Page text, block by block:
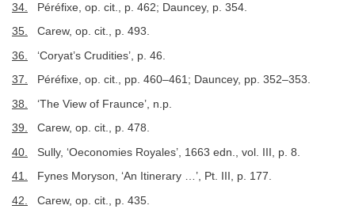
34. Péréfixe, op. cit., p. 462; Dauncey, p. 354.
35. Carew, op. cit., p. 493.
36. ‘Coryat’s Crudities’, p. 46.
37. Péréfixe, op. cit., pp. 460–461; Dauncey, pp. 352–353.
38. ‘The View of Fraunce’, n.p.
39. Carew, op. cit., p. 478.
40. Sully, ‘Oeconomies Royales’, 1663 edn., vol. III, p. 8.
41. Fynes Moryson, ‘An Itinerary …’, Pt. III, p. 177.
42. Carew, op. cit., p. 435.